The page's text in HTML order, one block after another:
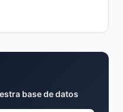
base de datos